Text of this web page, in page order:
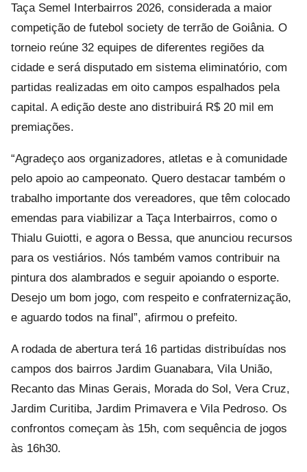
Taça Semel Interbairros 2026, considerada a maior
competição de futebol society de terrão de Goiânia. O
torneio reúne 32 equipes de diferentes regiões da
cidade e será disputado em sistema eliminatório, com
partidas realizadas em oito campos espalhados pela
capital. A edição deste ano distribuirá R$ 20 mil em
premiações.
“Agradeço aos organizadores, atletas e à comunidade
pelo apoio ao campeonato. Quero destacar também o
trabalho importante dos vereadores, que têm colocado
emendas para viabilizar a Taça Interbairros, como o
Thialu Guiotti, e agora o Bessa, que anunciou recursos
para os vestiários. Nós também vamos contribuir na
pintura dos alambrados e seguir apoiando o esporte.
Desejo um bom jogo, com respeito e confraternização,
e aguardo todos na final”, afirmou o prefeito.
A rodada de abertura terá 16 partidas distribuídas nos
campos dos bairros Jardim Guanabara, Vila União,
Recanto das Minas Gerais, Morada do Sol, Vera Cruz,
Jardim Curitiba, Jardim Primavera e Vila Pedroso. Os
confrontos começam às 15h, com sequência de jogos
às 16h30.